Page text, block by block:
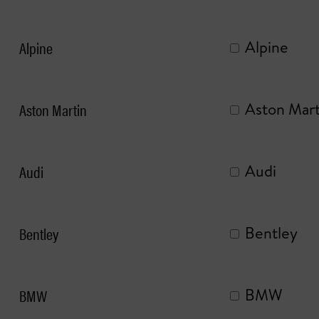
Alpine Alpine
Aston Martin Aston
Audi Audi
Bentley Bentley
BMW BMW